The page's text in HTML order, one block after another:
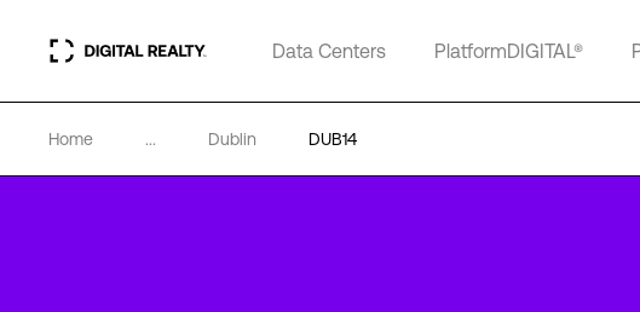
Data Centers PlatformDIGITAL®
Home ... Dublin DUB14